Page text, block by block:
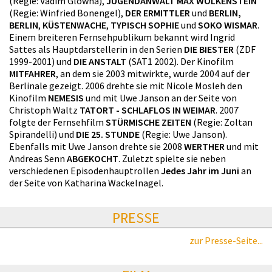
(Regie: Winfried Bonengel), DER ERMITTLER und BERLIN,
BERLIN, KÜSTENWACHE, TYPISCH SOPHIEund SOKO WISMAR.
Einem breiteren Fernsehpublikum bekannt wird Ingrid
Sattes als Hauptdarstellerin in den Serien DIE BIESTER (ZDF
1999-2001) und DIE ANSTALT (SAT1 2002). Der Kinofilm
MITFAHRER, an dem sie 2003 mitwirkte, wurde 2004 auf der
Berlinale gezeigt. 2006 drehte sie mit Nicole Mosleh den
Kinofilm NEMESIS und mit Uwe Janson an der Seite von
Christoph Waltz TATORT - SCHLAFLOS IN WEIMAR. 2007
folgte der Fernsehfilm STÜRMISCHE ZEITEN (Regie: Zoltan
Spirandelli) und DIE 25. STUNDE (Regie: Uwe Janson).
Ebenfalls mit Uwe Janson drehte sie 2008 WERTHER und mit
Andreas Senn ABGEKOCHT. Zuletzt spielte sie neben
verschiedenen Episodenhauptrollen Jedes Jahr im Juni an
der Seite von Katharina Wackelnagel.
PRESSE
zur Presse-Seite...